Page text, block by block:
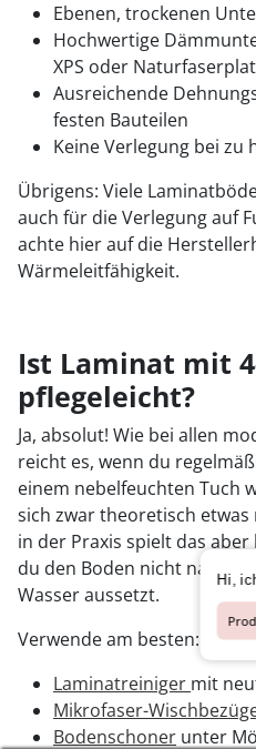
Ebenen, trockenen
Hochwertige
XPS oder
Ausreichende
festen Bauteilen
Keine Verlegung bei
Übrigens: Viele
auch für die Verlegung auf
achte hier auf die
Wärmeleitfähigkeit.
Ist Laminat mit
pflegeleicht?
Ja, absolut! Wie bei allen
reicht es, wenn du
einem nebelfeuchten Tuch
sich zwar theoretisch
in der Praxis spielt das
du den Boden nicht nass
Wasser aussetzt.
Verwende am besten:
Laminatreiniger mit
Mikrofaser-
Bodenschoner unter